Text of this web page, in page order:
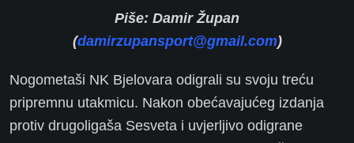
Piše: Damir Župan
(damirzupansport@gmail.com)
Nogometaši NK Bjelovara odigrali su svoju treću
pripremnu utakmicu. Nakon obećavajućeg izdanja
protiv drugoligaša Sesveta i uvjerljivo odigrane